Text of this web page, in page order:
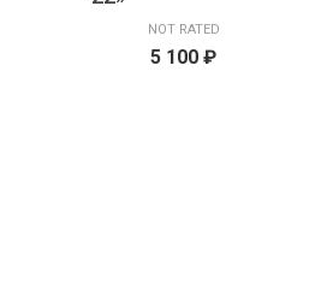
NOT RATED
5 100 ₽